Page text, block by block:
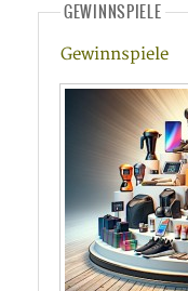
GEWINNSPIELE
Gewinnspiele